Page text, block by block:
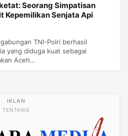
Seorang Simpatisan
Kepemilikan Senjata Api
TNI-Polri berhasil
yang diduga kuat sebagai
Aceh…
TENTANG